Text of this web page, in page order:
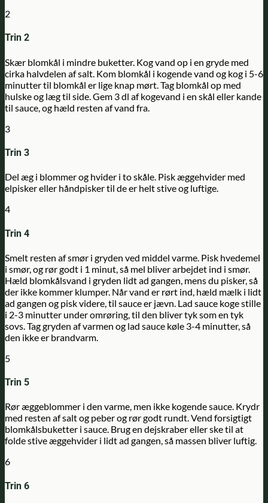
2
Trin 2
Skær blomkål i mindre buketter. Kog vand op i en gryde med
cirka halvdelen af salt. Kom blomkål i kogende vand og kog i 5-6
minutter til blomkål er lige knap mørt. Tag blomkål op med
hulske og læg til side. Gem 3 dl af kogevand i en skål eller kande
til sauce, og hæld resten af vand fra.
3
Trin 3
Del æg i blommer og hvider i to skåle. Pisk æggehvider med
elpisker eller håndpisker til de er helt stive og luftige.
4
Trin 4
Smelt resten af smør i gryden ved middel varme. Pisk hvedemel
i smør, og rør godt i 1 minut, så mel bliver arbejdet ind i smør.
Hæld blomkålsvand i gryden lidt ad gangen, mens du pisker, så
der ikke kommer klumper. Når vand er rørt ind, hæld mælk i lidt
ad gangen og pisk videre, til sauce er jævn. Lad sauce koge stille
i 2-3 minutter under omrøring, til den bliver tyk som en tyk
sovs. Tag gryden af varmen og lad sauce køle 3-4 minutter, så
den ikke er brandvarm.
5
Trin 5
Rør æggeblommer i den varme, men ikke kogende sauce. Krydr
med resten af salt og peber og rør godt rundt. Vend forsigtigt
blomkålsbuketter i sauce. Brug en dejskraber eller ske til at
folde stive æggehvider i lidt ad gangen, så massen bliver luftig.
6
Trin 6